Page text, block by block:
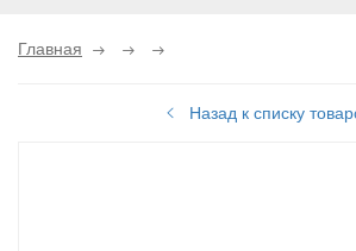
Главная
Назад к списку